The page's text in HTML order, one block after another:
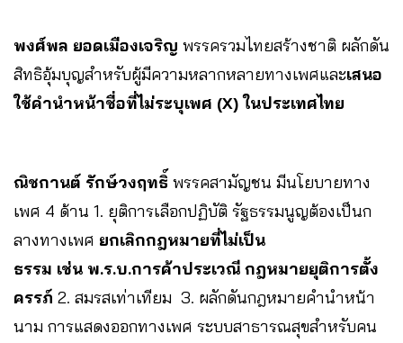
พงศ์พล ยอดเมืองเจริญ พรรครวมไทยสร้างชาติ ผลักดัน
สิทธิอุ้มบุญสำหรับผู้มีความหลากหลายทางเพศและเสนอ
ใช้คำนำหน้าชื่อที่ไม่ระบุเพศ (X) ในประเทศไทย
ณิชกานต์ รักษ์วงฤทธิ์ พรรคสามัญชน มีนโยบายทาง
เพศ 4 ด้าน 1. ยุติการเลือกปฏิบัติ รัฐธรรมนูญต้องเป็นก
ลางทางเพศ ยกเลิกกฎหมายที่ไม่เป็น
ธรรม เช่น พ.ร.บ.การค้าประเวณี กฎหมายยุติการตั้ง
ครรภ์ 2. สมรสเท่าเทียม 3. ผลักดันกฎหมายคำนำหน้า
นาม การแสดงออกทางเพศ ระบบสาธารณสุขสำหรับคน